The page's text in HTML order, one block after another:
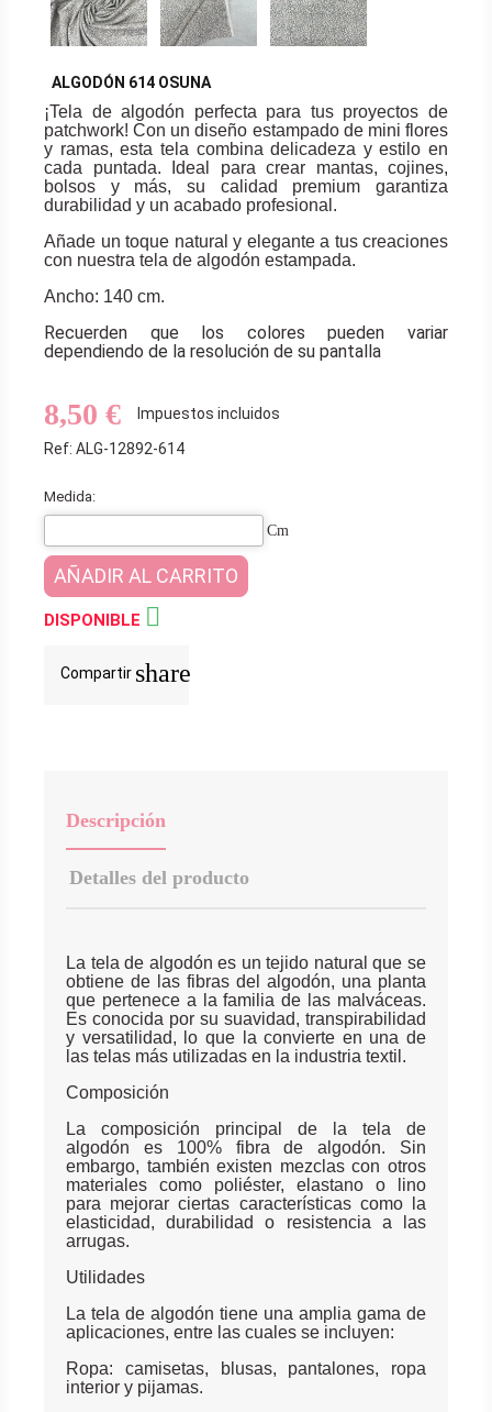
ALGODÓN 614 OSUNA
¡Tela de algodón perfecta para tus proyectos de
patchwork! Con un diseño estampado de mini flores
y ramas, esta tela combina delicadeza y estilo en
cada puntada. Ideal para crear mantas, cojines,
bolsos y más, su calidad premium garantiza
durabilidad y un acabado profesional.
Añade un toque natural y elegante a tus creaciones
con nuestra tela de algodón estampada.
Ancho: 140 cm.
Recuerden que los colores pueden variar
dependiendo de la resolución de su pantalla
8,50 €
Impuestos incluidos
Ref: ALG-12892-614
Medida:
Cm
AÑADIR AL CARRITO
DISPONIBLE 
Compartir share
Descripción
Detalles del producto
La tela de algodón es un tejido natural que se
obtiene de las fibras del algodón, una planta
que pertenece a la familia de las malváceas.
Es conocida por su suavidad, transpirabilidad
y versatilidad, lo que la convierte en una de
las telas más utilizadas en la industria textil.
Composición
La composición principal de la tela de
algodón es 100% fibra de algodón. Sin
embargo, también existen mezclas con otros
materiales como poliéster, elastano o lino
para mejorar ciertas características como la
elasticidad, durabilidad o resistencia a las
arrugas.
Utilidades
La tela de algodón tiene una amplia gama de
aplicaciones, entre las cuales se incluyen:
Ropa: camisetas, blusas, pantalones, ropa
interior y pijamas.